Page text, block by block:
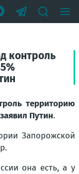
контроль
территорию
Путин.
Запорожской
она есть, а у